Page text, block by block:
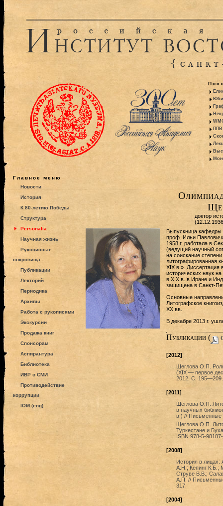
ППВ
Главное меню
Новости
История
К 80-летию Победы
Структура
Personalia
Научная жизнь
Рукописные
сокровища
Публикации
Лекторий
Периодика
Архивы
Работа с рукописями
Экскурсии
Продажа книг
Спонсорам
Аспирантура
Библиотека
ИВР в СМИ
Противодействие
коррупции
IOM (eng)
доктор
Выпускница кафедры
проф. Ильи
1958 г. работала в
(ведущий научный
на соискание
литографированная
XIX в.». Диссертация
исторических наук
в XIX в. в Иране и
защищена в Санкт-
Основные
Литографское
XX вв.
В декабре 2013 г.
Публикации (
[2012]
Щеглова О.П. Роль
(XIX — первое
2012. С. 195—209.
[2011]
Щеглова О.П.
в научных
в.) // Письменные
Щеглова О.П.
Туркестане и
ISBN 978-5-
[2008]
История в
А.Н.; Кепинг К.Б.;
Струве В.В.;
А.П. //
317.
[2004]